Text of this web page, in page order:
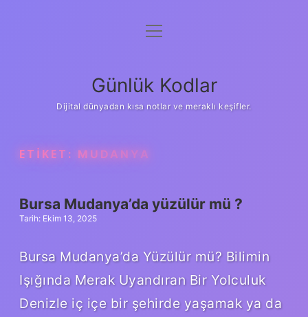
Anasayfa
Yasal Uyarı
menüyü
Günlük Kodlar
Dijital dünyadan kısa notlar ve meraklı keşifler.
ETIKET: MUDANYA
Bursa Mudanya’da yüzülür mü ?
Tarih: Ekim 13, 2025
Bursa Mudanya’da Yüzülür mü? Bilimin
Işığında Merak Uyandıran Bir Yolculuk
Denizle iç içe bir şehirde yaşamak ya da